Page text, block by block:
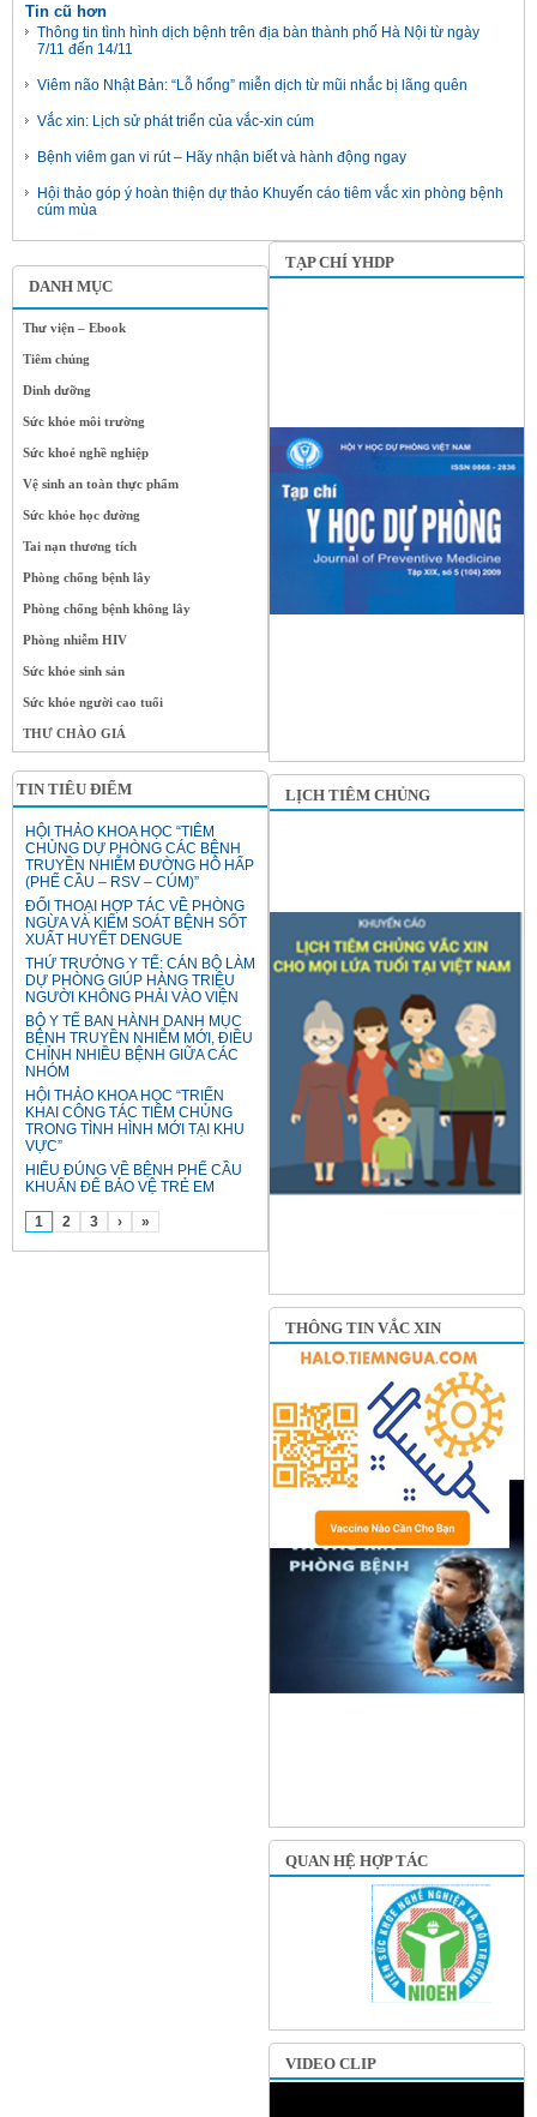
DANH MỤC
Thư viện – Ebook
Tiêm chủng
Dinh dưỡng
Sức khỏe môi trường
Sức khoẻ nghề nghiệp
Vệ sinh an toàn thực phẩm
Sức khỏe học đường
Tai nạn thương tích
Phòng chống bệnh lây
Phòng chống bệnh không lây
Phòng nhiễm HIV
Sức khỏe sinh sản
Sức khỏe người cao tuổi
THƯ CHÀO GIÁ
TIN TIÊU ĐIỂM
HỘI THẢO KHOA HỌC “TIÊM
CHỦNG DỰ PHÒNG CÁC BỆNH
TRUYỀN NHIỄM ĐƯỜNG HÔ HẤP
(PHẾ CẦU – RSV – CÚM)”
ĐỐI THOẠI HỢP TÁC VỀ PHÒNG
NGỪA VÀ KIỂM SOÁT BỆNH SỐT
XUẤT HUYẾT DENGUE
THỨ TRƯỞNG Y TẾ: CÁN BỘ LÀM
DỰ PHÒNG GIÚP HÀNG TRIỆU
NGƯỜI KHÔNG PHẢI VÀO VIỆN
BỘ Y TẾ BAN HÀNH DANH MỤC
BỆNH TRUYỀN NHIỄM MỚI, ĐIỀU
CHỈNH NHIỀU BỆNH GIỮA CÁC
NHÓM
HỘI THẢO KHOA HỌC “TRIỂN
KHAI CÔNG TÁC TIÊM CHỦNG
TRONG TÌNH HÌNH MỚI TẠI KHU
VỰC”
HIỂU ĐÚNG VỀ BỆNH PHẾ CẦU
KHUẨN ĐỂ BẢO VỆ TRẺ EM
1 2 3 › »
Tin cũ hơn
Thông tin tình hình dịch bệnh trên địa bàn thành phố Hà Nội từ ngày
7/11 đến 14/11
Viêm não Nhật Bản: “Lỗ hổng” miễn dịch từ mũi nhắc bị lãng quên
Vắc xin: Lịch sử phát triển của vắc-xin cúm
Bệnh viêm gan vi rút – Hãy nhận biết và hành động ngay
Hội thảo góp ý hoàn thiện dự thảo Khuyến cáo tiêm vắc xin phòng bệnh
cúm mùa
TẠP CHÍ YHDP
LỊCH TIÊM CHỦNG
THÔNG TIN VẮC XIN
QUAN HỆ HỢP TÁC
VIDEO CLIP